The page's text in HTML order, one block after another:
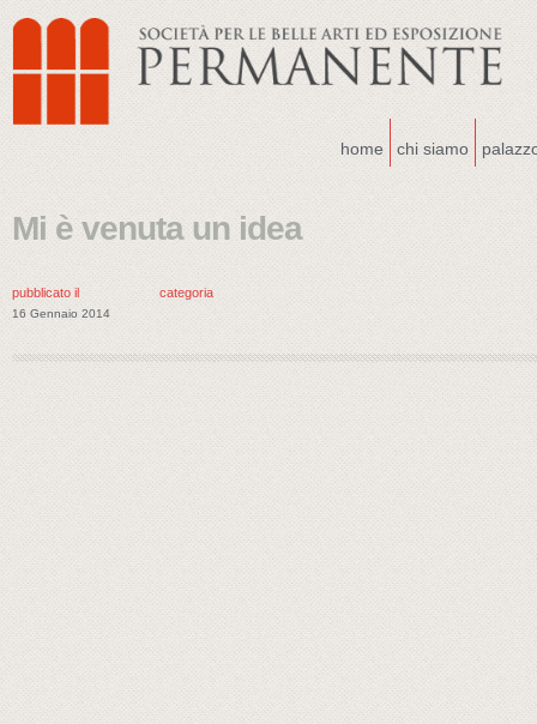
home chi siamo
Mi è venuta un idea
pubblicato il
16 Gennaio 2014
categoria